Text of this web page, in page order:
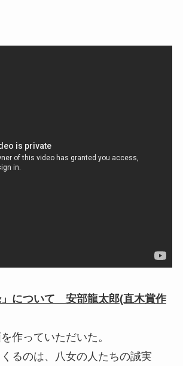
」について 安部龍太郎(直木賞作
作っていただいた。
るのは、八女の人たちの誠実